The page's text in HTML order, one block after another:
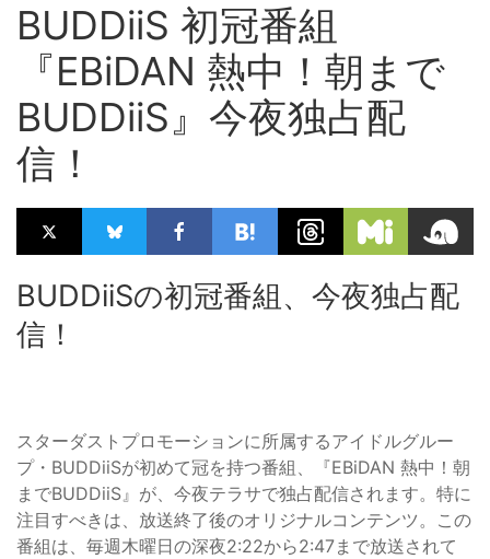
BUDDiiS 初冠番組
『EBiDAN 熱中！朝まで
BUDDiiS』今夜独占配
信！
BUDDiiSの初冠番組、今夜独占配
信！
スターダストプロモーションに所属するアイドルグルー
プ・BUDDiiSが初めて冠を持つ番組、『EBiDAN 熱中！朝
までBUDDiiS』が、今夜テラサで独占配信されます。特に
注目すべきは、放送終了後のオリジナルコンテンツ。この
番組は、毎週木曜日の深夜2:22から2:47まで放送されて